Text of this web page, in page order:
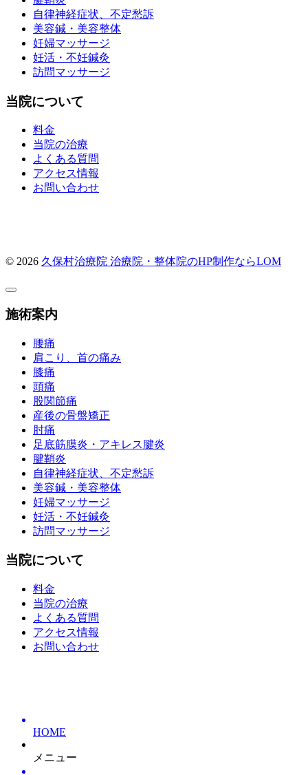
自律神経症状、不定愁訴
美容鍼・美容整体
妊婦マッサージ
妊活・不妊鍼灸
訪問マッサージ
当院について
料金
当院の治療
よくある質問
アクセス情報
お問い合わせ
© 2026 久保村治療院 治療院・整体院のHP制作ならLOM
施術案内
腰痛
肩こり、首の痛み
膝痛
頭痛
股関節痛
産後の骨盤矯正
肘痛
足底筋膜炎・アキレス腱炎
腱鞘炎
自律神経症状、不定愁訴
美容鍼・美容整体
妊婦マッサージ
妊活・不妊鍼灸
訪問マッサージ
当院について
料金
当院の治療
よくある質問
アクセス情報
お問い合わせ
HOME
メニュー